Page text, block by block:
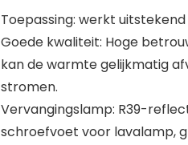
Toepassing: werkt
Goede kwaliteit: Hoge
kan de warmte gelijkmatig
stromen.
Vervangingslamp: R39-
schroefvoet voor lavalamp,